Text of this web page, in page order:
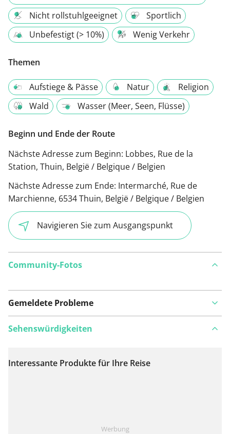
Nicht rollstuhlgeeignet
Sportlich
Unbefestigt (> 10%)
Wenig Verkehr
Themen
Aufstiege & Pässe Natur
Religion
Wald
Wasser (Meer, Seen, Flüsse)
Beginn und Ende der Route
Nächste Adresse zum Beginn: Lobbes, Rue de la
Station, Thuin, België / Belgique / Belgien
Nächste Adresse zum Ende: Intermarché, Rue de
Marchienne, 6534 Thuin, België / Belgique / Belgien
Navigieren Sie zum Ausgangspunkt
Community-Fotos
Gemeldete Probleme
Auf Karte anzeigen
Sehenswürdigkeiten
Interessante Produkte für Ihre Reise
Werbung